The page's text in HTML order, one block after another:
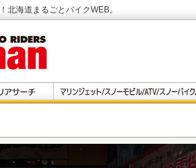
北海道まるごとバイクWEB。